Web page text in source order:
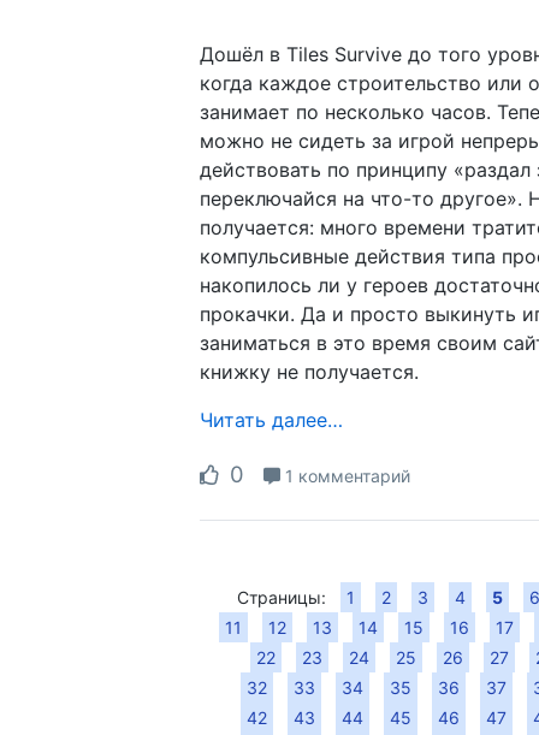
Дошёл в Tiles Survive до того
когда каждое строительство или
занимает по несколько часов.
можно не сидеть за игрой
действовать по принципу
переключайся на что-то другое».
получается: много времени
компульсивные действия типа
накопилось ли у героев
прокачки. Да и просто выкинуть
заниматься в это время своим
книжку не получается.
Читать далее…
0 1 комментарий
Страницы: 1 2 3 4 5
6
11
12 13 14 15 16
17
22
23 24 25 26 27
32
33 34 35 36 37
42
43 44 45 46 47